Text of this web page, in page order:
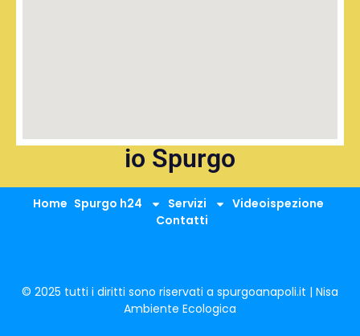
io Spurgo
Home Spurgo h24 Servizi
Videoispezione
Contatti
© 2025 tutti i diritti sono riservati a spurgoanapoli.it | Nisa
Ambiente Ecologica